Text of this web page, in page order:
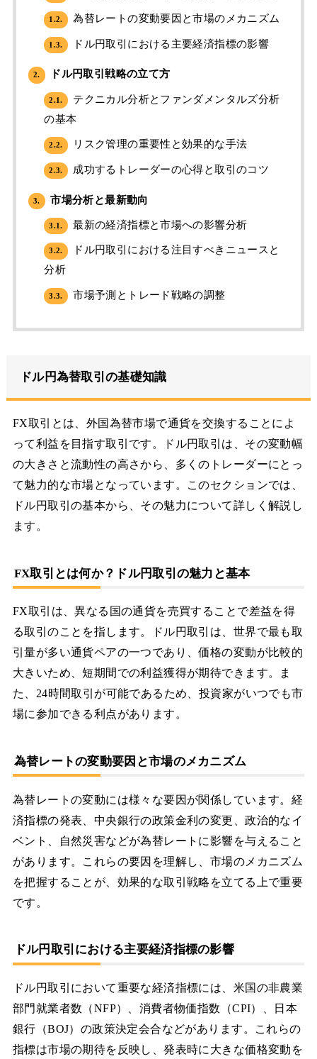
1.2. 為替レートの変動要因と市場のメカニズム
1.3. ドル円取引における主要経済指標の影響
2. ドル円取引戦略の立て方
2.1.
テクニカル分析とファンダメンタルズ分析
の基本
2.2. リスク管理の重要性と効果的な手法
2.3. 成功するトレーダーの心得と取引のコツ
3. 市場分析と最新動向
3.1. 最新の経済指標と市場への影響分析
3.2.
ドル円取引における注目すべきニュースと
分析
3.3. 市場予測とトレード戦略の調整
ドル円為替取引の基礎知識
FX取引とは、外国為替市場で通貨を交換することによ
って利益を目指す取引です。ドル円取引は、その変動幅
の大きさと流動性の高さから、多くのトレーダーにとっ
て魅力的な市場となっています。このセクションでは、
ドル円取引の基本から、その魅力について詳しく解説し
ます。
FX取引とは何か？ドル円取引の魅力と基本
FX取引は、異なる国の通貨を売買することで差益を得
る取引のことを指します。ドル円取引は、世界で最も取
引量が多い通貨ペアの一つであり、価格の変動が比較的
大きいため、短期間での利益獲得が期待できます。ま
た、24時間取引が可能であるため、投資家がいつでも市
場に参加できる利点があります。
為替レートの変動要因と市場のメカニズム
為替レートの変動には様々な要因が関係しています。経
済指標の発表、中央銀行の政策金利の変更、政治的なイ
ベント、自然災害などが為替レートに影響を与えること
があります。これらの要因を理解し、市場のメカニズム
を把握することが、効果的な取引戦略を立てる上で重要
です。
ドル円取引における主要経済指標の影響
ドル円取引において重要な経済指標には、米国の非農業
部門就業者数（NFP）、消費者物価指数（CPI）、日本
銀行（BOJ）の政策決定会合などがあります。これらの
指標は市場の期待を反映し、発表時に大きな価格変動を